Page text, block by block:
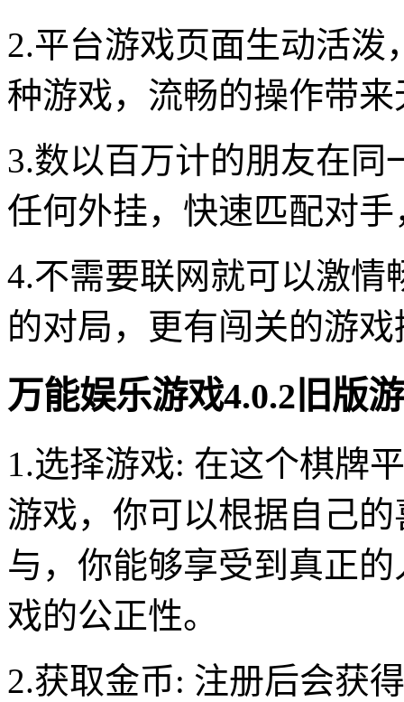
2.平台游戏页面生动活
种游戏，流畅的操作带
3.数以百万计的朋友在
任何外挂，快速匹配对
4.不需要联网就可以激情
的对局，更有闯关的游
万能娱乐游戏4.0.2旧版
1.选择游戏: 在这个棋牌
游戏，你可以根据自己
与，你能够享受到真正
戏的公正性。
2.获取金币: 注册后会获